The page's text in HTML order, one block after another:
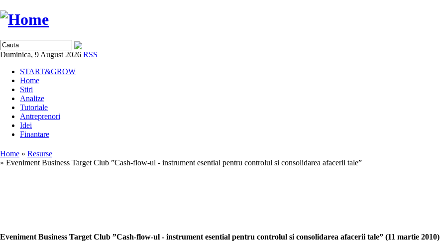
Duminica, 9 August 2026 RSS
START&GROW
Home
Stiri
Analize
Tutoriale
Antreprenori
Idei
Finantare
Home » Resurse
» Eveniment Business Target Club ”Cash-flow-ul - instrument esential pentru controlul si consolidarea afacerii tale”
Eveniment Business Target Club ”Cash-flow-ul - instrument esential pentru controlul si consolidarea afacerii tale” (11 martie 2010)